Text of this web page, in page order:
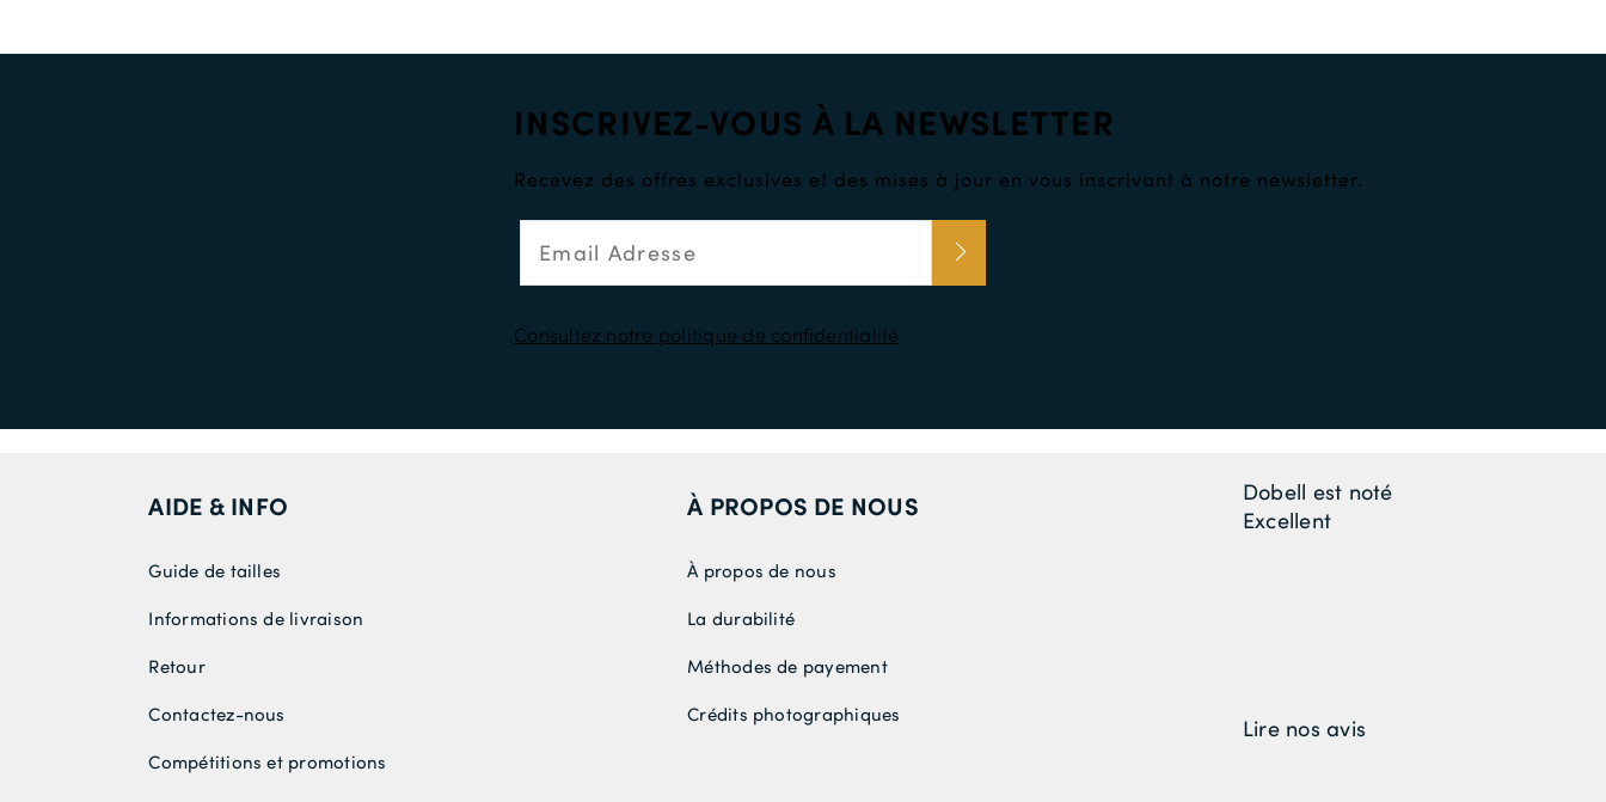
INSCRIVEZ-VOUS À LA NEWSLETTER
Recevez des offres exclusives et des mises à jour en vous inscrivant à notre newsletter.
Consultez notre politique de confidentialité
AIDE & INFO
Guide de tailles
Informations de livraison
Retour
Contactez-nous
Compétitions et promotions
À PROPOS DE NOUS
À propos de nous
La durabilité
Méthodes de payement
Crédits photographiques
Dobell est noté
Excellent
Lire nos avis